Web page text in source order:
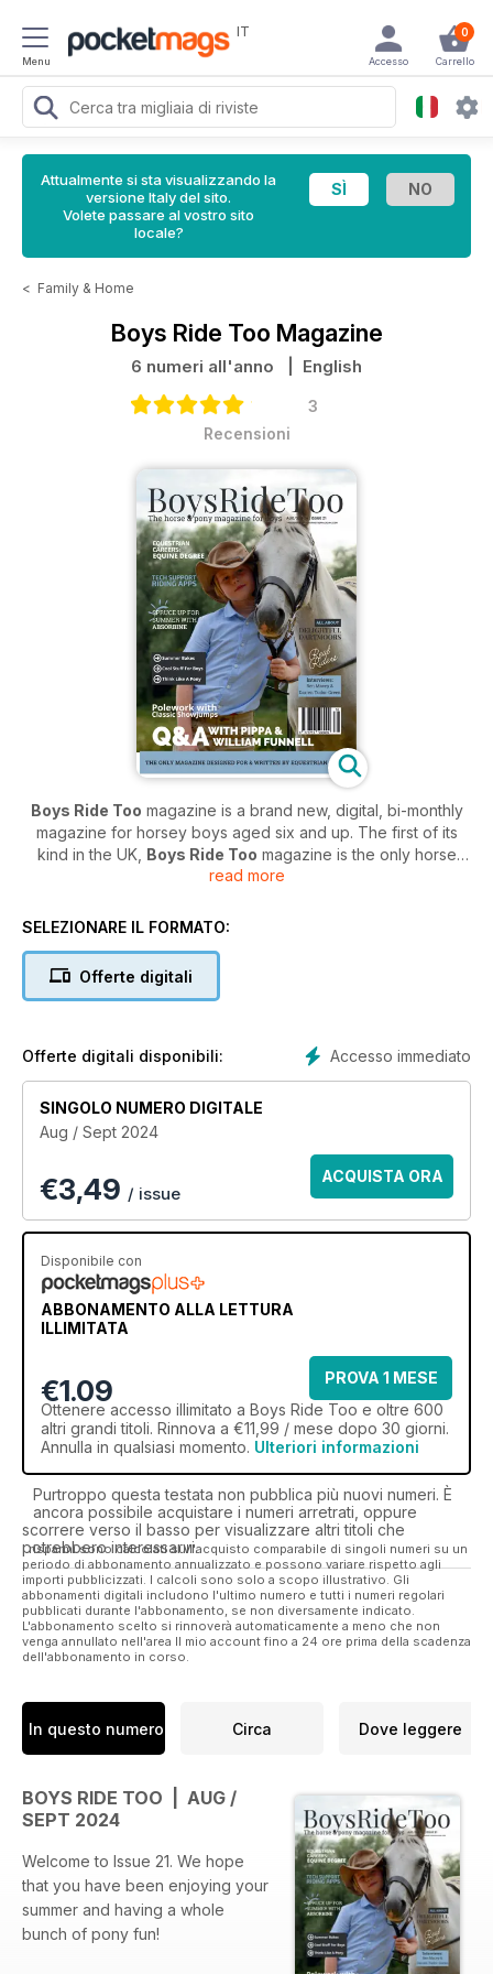
Menu
IT 0
Carrello
Accesso
Attualmente si sta visualizzando la
versione Italy del sito.
Volete passare al vostro sito
locale?
< Family & Home
Boys Ride Too Magazine
6 numeri all'anno | English
3
Recensioni
Boys Ride Too magazine is a brand new, digital, bi-monthly
magazine for horsey boys aged six and up. The first of its
kind in the UK, Boys Ride Too magazine is the only horse
and pony magazine written for and by equestrian boys.
It is packed full of interesting and informative articles about
equine sports, unmissable hints and tips on how to take care
of your pony and fun activities for young horse lovers and
Sign up for a great value Boys Ride Tooannual digital
months.
read more
SELEZIONARE IL FORMATO:
Offerte digitali
Accesso immediato
Offerte digitali disponibili:
SINGOLO NUMERO DIGITALE
Aug / Sept 2024
€3,49 / issue
ACQUISTA ORA
Disponibile con
ABBONAMENTO ALLA LETTURA
ILLIMITATA
€1.09
PROVA 1 MESE
Ottenere accesso illimitato a Boys Ride Too e oltre 600
altri grandi titoli. Rinnova a €11,99 / mese dopo 30 giorni.
Annulla in qualsiasi momento. Ulteriori informazioni
Purtroppo questa testata non pubblica più nuovi numeri. È
ancora possibile acquistare i numeri arretrati, oppure
scorrere verso il basso per visualizzare altri titoli che
potrebbero interessarvi.
I risparmi sono calcolati sull'acquisto comparabile di singoli numeri su un
periodo di abbonamento annualizzato e possono variare rispetto agli
importi pubblicizzati. I calcoli sono solo a scopo illustrativo. Gli
abbonamenti digitali includono l'ultimo numero e tutti i numeri regolari
pubblicati durante l'abbonamento, se non diversamente indicato.
L'abbonamento scelto si rinnoverà automaticamente a meno che non
venga annullato nell'area Il mio account fino a 24 ore prima della scadenza
dell'abbonamento in corso.
In questo numero Circa Dove leggere
BOYS RIDE TOO | AUG /
SEPT 2024
Welcome to Issue 21. We hope
that you have been enjoying your
summer and having a whole
bunch of pony fun!